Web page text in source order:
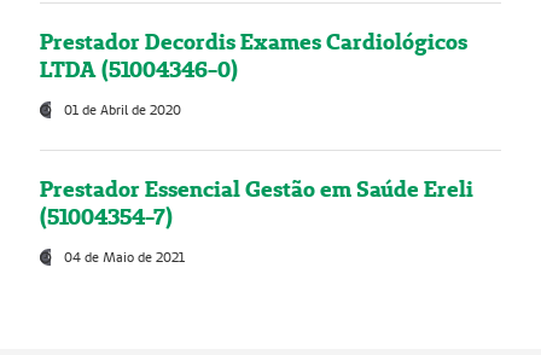
Prestador Decordis Exames Cardiológicos
LTDA (51004346-0)
01 de Abril de 2020
Prestador Essencial Gestão em Saúde Ereli
(51004354-7)
04 de Maio de 2021